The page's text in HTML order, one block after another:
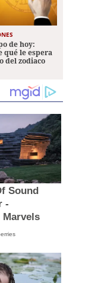
de hoy:
qué le espera
del zodiaco
Sound
-